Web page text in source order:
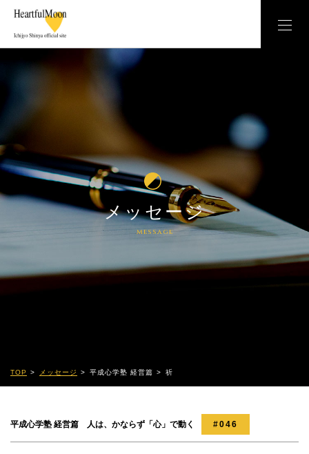
メッセージ
message
TOP メッセージ 平成心学塾 経営篇 祈
平成心学塾 経営篇 人は、かならず「心」で動く #046